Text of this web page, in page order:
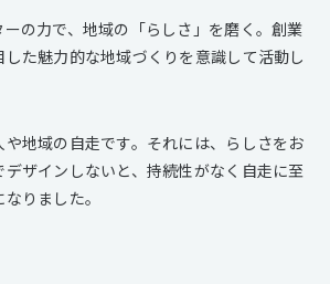
の力で、地域の「らしさ」を磨く。創業
た魅力的な地域づくりを意識して活動し
地域の自走です。それには、らしさをお
ザインしないと、持続性がなく自走に至
りました。